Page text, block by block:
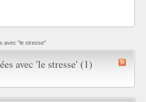
avec "le stresse"
avec 'le stresse' (1)